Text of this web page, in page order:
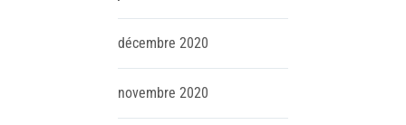
décembre 2020
novembre 2020